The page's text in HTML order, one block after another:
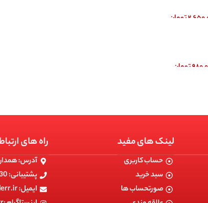
تومان
تومان
لینک های مفید
حساب کاربری
سبد خرید
صورتحساب ها
راه های
آدرس:
پشتیبانی: 09182145130
ایمیل: info@powerpowderr.ir